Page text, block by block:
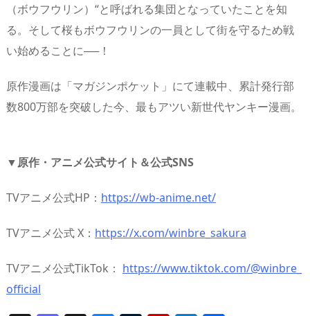
（ボウフウリン）“と呼ばれる集団となっていたことを知
る。そして桜もボウフウリンの一員として街を守るため戦
い始めることに──！
原作漫画は「マガジンポケット」にて連載中、累計発行部
数800万部を突破した今、最もアツい新世代ヤンキー漫画。
▼原作・アニメ公式サイト＆公式SNS
TVアニメ公式HP： https://wb-anime.net/
TVアニメ公式 X： https://x.com/winbre_sakura
TVアニメ公式TikTok： https://www.tiktok.com/@winbre_
official